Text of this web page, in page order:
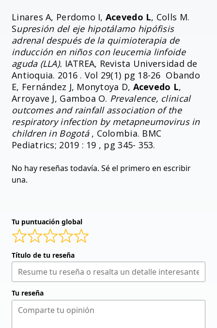
Linares A, Perdomo I, Acevedo L, Colls M.
Supresión del eje hipotálamo hipófisis
adrenal después de la quimioterapia de
inducción en niños con leucemia linfoide
aguda (LLA). IATREA, Revista Universidad de
Antioquia. 2016 . Vol 29(1) pg 18-26 Obando
E, Fernández J, Monytoya D, Acevedo L,
Arroyave J, Gamboa O. Prevalence, clinical
outcomes and rainfall association of the
respiratory infection by metapneumovirus in
children in Bogotá , Colombia. BMC
Pediatrics; 2019 : 19 , pg 345- 353.
No hay reseñas todavía. Sé el primero en escribir
una.
Tu puntuación global
Título de tu reseña
Tu reseña